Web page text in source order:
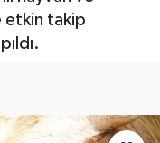
etkin takip